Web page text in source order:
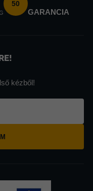
50
GARANCIA
kézből!